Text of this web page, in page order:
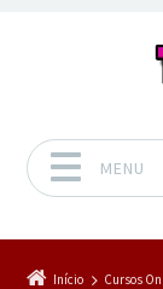
MENU
Início Cursos